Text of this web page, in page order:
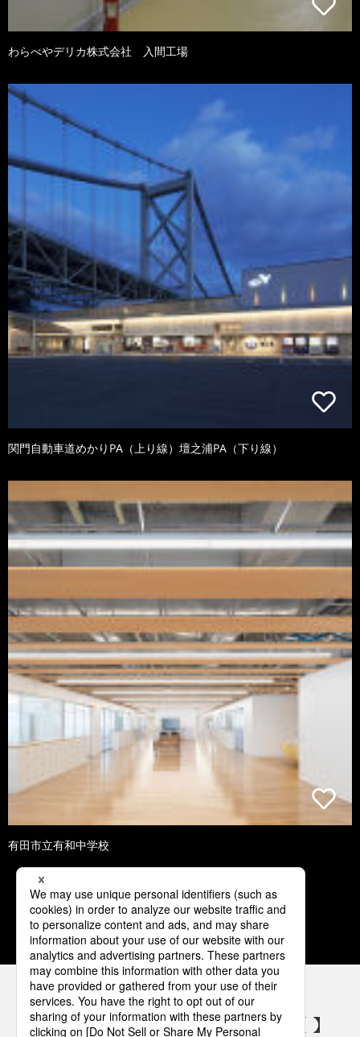
わらべやデリカ株式会社 入間工場
関門自動車道めかりPA（上り線）壇之浦PA（下り線）
有田市立有和中学校
1 2 3 4 5
パナソニックの電気設備 SNSアカウント